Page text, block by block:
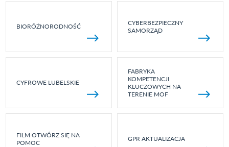
BIORÓŻNORODNOŚĆ
CYBERBEZPIECZNY
SAMORZĄD
CYFROWE LUBELSKIE
FABRYKA
KOMPETENCJI
KLUCZOWYCH NA
TERENIE MOF
FILM OTWÓRZ SIĘ NA
POMOC
GPR AKTUALIZACJA